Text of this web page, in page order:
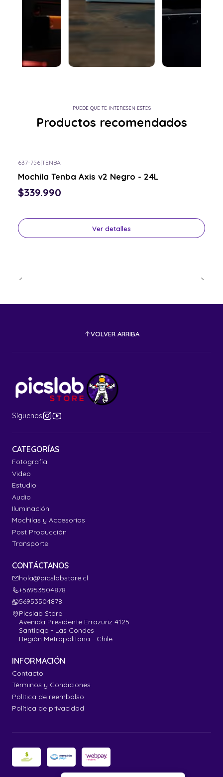
PUEDE QUE TE INTERESEN ESTOS
Productos recomendados
637-756|TENBA
Mochila Tenba Axis v2 Negro - 24L
$339.990
Ver detalles
VOLVER ARRIBA
Síguenos
CATEGORÍAS
Fotografía
Video
Estudio
Audio
Iluminación
Mochilas y Accesorios
Post Producción
Transporte
CONTÁCTANOS
hola@picslabstore.cl
+56953504878
56953504878
Picslab Store
Avenida Presidente Errazuriz 4125
Santiago - Las Condes
Región Metropolitana - Chile
INFORMACIÓN
Contacto
Términos y Condiciones
Política de reembolso
Política de privacidad